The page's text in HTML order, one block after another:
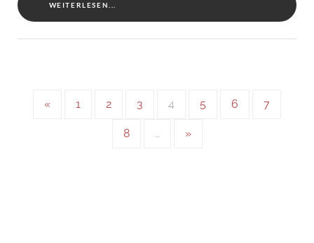
WEITERLESEN...
« 1 2 3 4 5 6 7
8 … »